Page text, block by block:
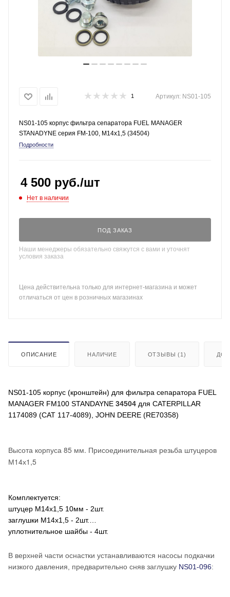
1 Артикул: NS01-105
NS01-105 корпус фильтра сепаратора FUEL MANAGER
STANADYNE серия FM-100, М14х1,5 (34504)
Подробности
4 500 руб./шт
Нет в наличии
ПОД ЗАКАЗ
Наши менеджеры обязательно свяжутся с вами и уточнят
условия заказа
Цена действительна только для интернет-магазина и может
отличаться от цен в розничных магазинах
ОПИСАНИЕ НАЛИЧИЕ ОТЗЫВЫ (1)
NS01-105 корпус (кронштейн) для фильтра сепаратора FUEL
MANAGER FM100 STANDAYNE 34504 для CATERPILLAR
1174089 (CAT 117-4089), JOHN DEERE (RE70358)
Высота корпуса 85 мм. Присоединительная резьба штуцеров
М14х1,5
Комплектуется:
штуцер M14x1,5 10мм - 2шт.
заглушки M14x1,5 - 2шт.
уплотнительное шайбы - 4шт.
В верхней части оснастки устанавливаются насосы подкачки
низкого давления, предварительно сняв заглушку NS01-096: